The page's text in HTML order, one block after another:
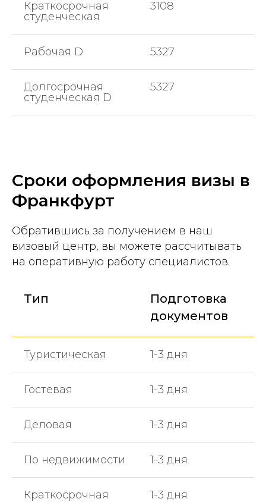
Краткосрочная
студенческая
3108
Рабочая D 5327
Долгосрочная
студенческая D
5327
Сроки оформления визы в
Франкфурт
Обратившись за получением в наш
визовый центр, вы можете рассчитывать
на оперативную работу специалистов.
Тип
Подготовка
документов
Туристическая 1-3 дня
Гостевая 1-3 дня
Деловая 1-3 дня
По недвижимости 1-3 дня
Краткосрочная
1-3 дня